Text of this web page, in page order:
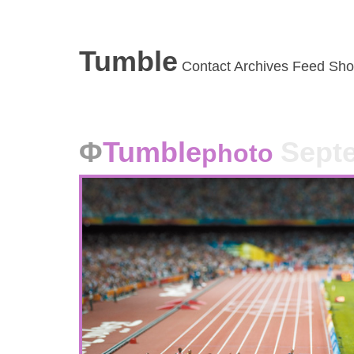
Tumble Contact Archives Feed
Tumblephoto